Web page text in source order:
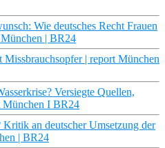
Wie deutsches Recht Frauen
| BR24
| report München
Versiegte Quellen,
München I BR24
an deutscher Umsetzung der
| BR24